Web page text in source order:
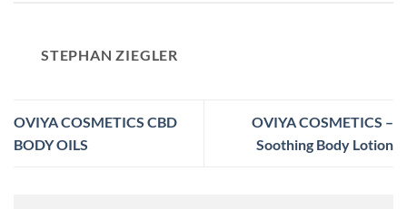
STEPHAN ZIEGLER
OVIYA COSMETICS CBD
BODY OILS
OVIYA COSMETICS –
Soothing Body Lotion